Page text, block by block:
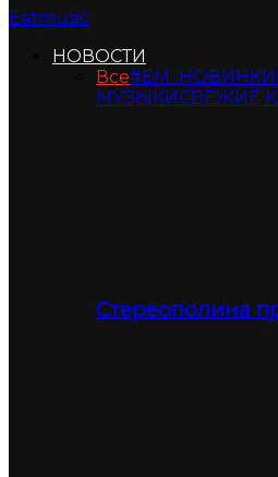
Eatmusic
НОВОСТИ
Все#ЕМ_НОВИНКИ
МУЗЫКИСВЕЖИЕ
Стереополина